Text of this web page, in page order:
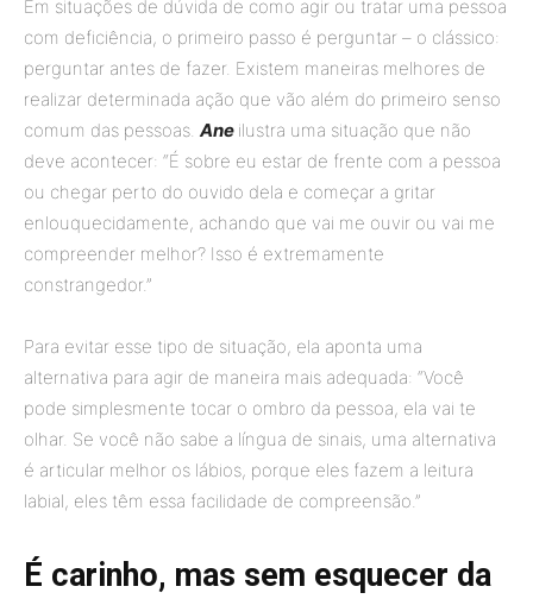
Em situações de dúvida de como agir ou tratar uma pessoa
com deficiência, o primeiro passo é perguntar – o clássico:
perguntar antes de fazer. Existem maneiras melhores de
realizar determinada ação que vão além do primeiro senso
comum das pessoas. Ane ilustra uma situação que não
deve acontecer: “É sobre eu estar de frente com a pessoa
ou chegar perto do ouvido dela e começar a gritar
enlouquecidamente, achando que vai me ouvir ou vai me
compreender melhor? Isso é extremamente
constrangedor.”
Para evitar esse tipo de situação, ela aponta uma
alternativa para agir de maneira mais adequada: “Você
pode simplesmente tocar o ombro da pessoa, ela vai te
olhar. Se você não sabe a língua de sinais, uma alternativa
é articular melhor os lábios, porque eles fazem a leitura
labial, eles têm essa facilidade de compreensão.”
É carinho, mas sem esquecer da